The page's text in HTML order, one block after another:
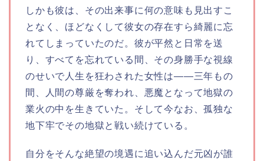
しかも彼は、その出来事に何の意味も見出すこ
となく、ほどなくして彼女の存在すら綺麗に忘
れてしまっていたのだ。彼が平然と日常を送
り、すべてを忘れている間、その身勝手な視線
のせいで人生を狂わされた女性は――三年もの
間、人間の尊厳を奪われ、悪魔となって地獄の
業火の中を生きていた。そして今なお、孤独な
地下牢でその地獄と戦い続けている。
自分をそんな絶望の境遇に追い込んだ元凶が誰